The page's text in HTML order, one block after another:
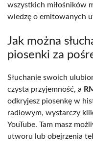
wszystkich miłośników
wiedzę o emitowanych
Jak można
piosenki za
Słuchanie swoich
czysta przyjemność, a
odkryjesz piosenkę w
radiowym, wystarczy
YouTube. Tam masz
utworu lub obejrzenia